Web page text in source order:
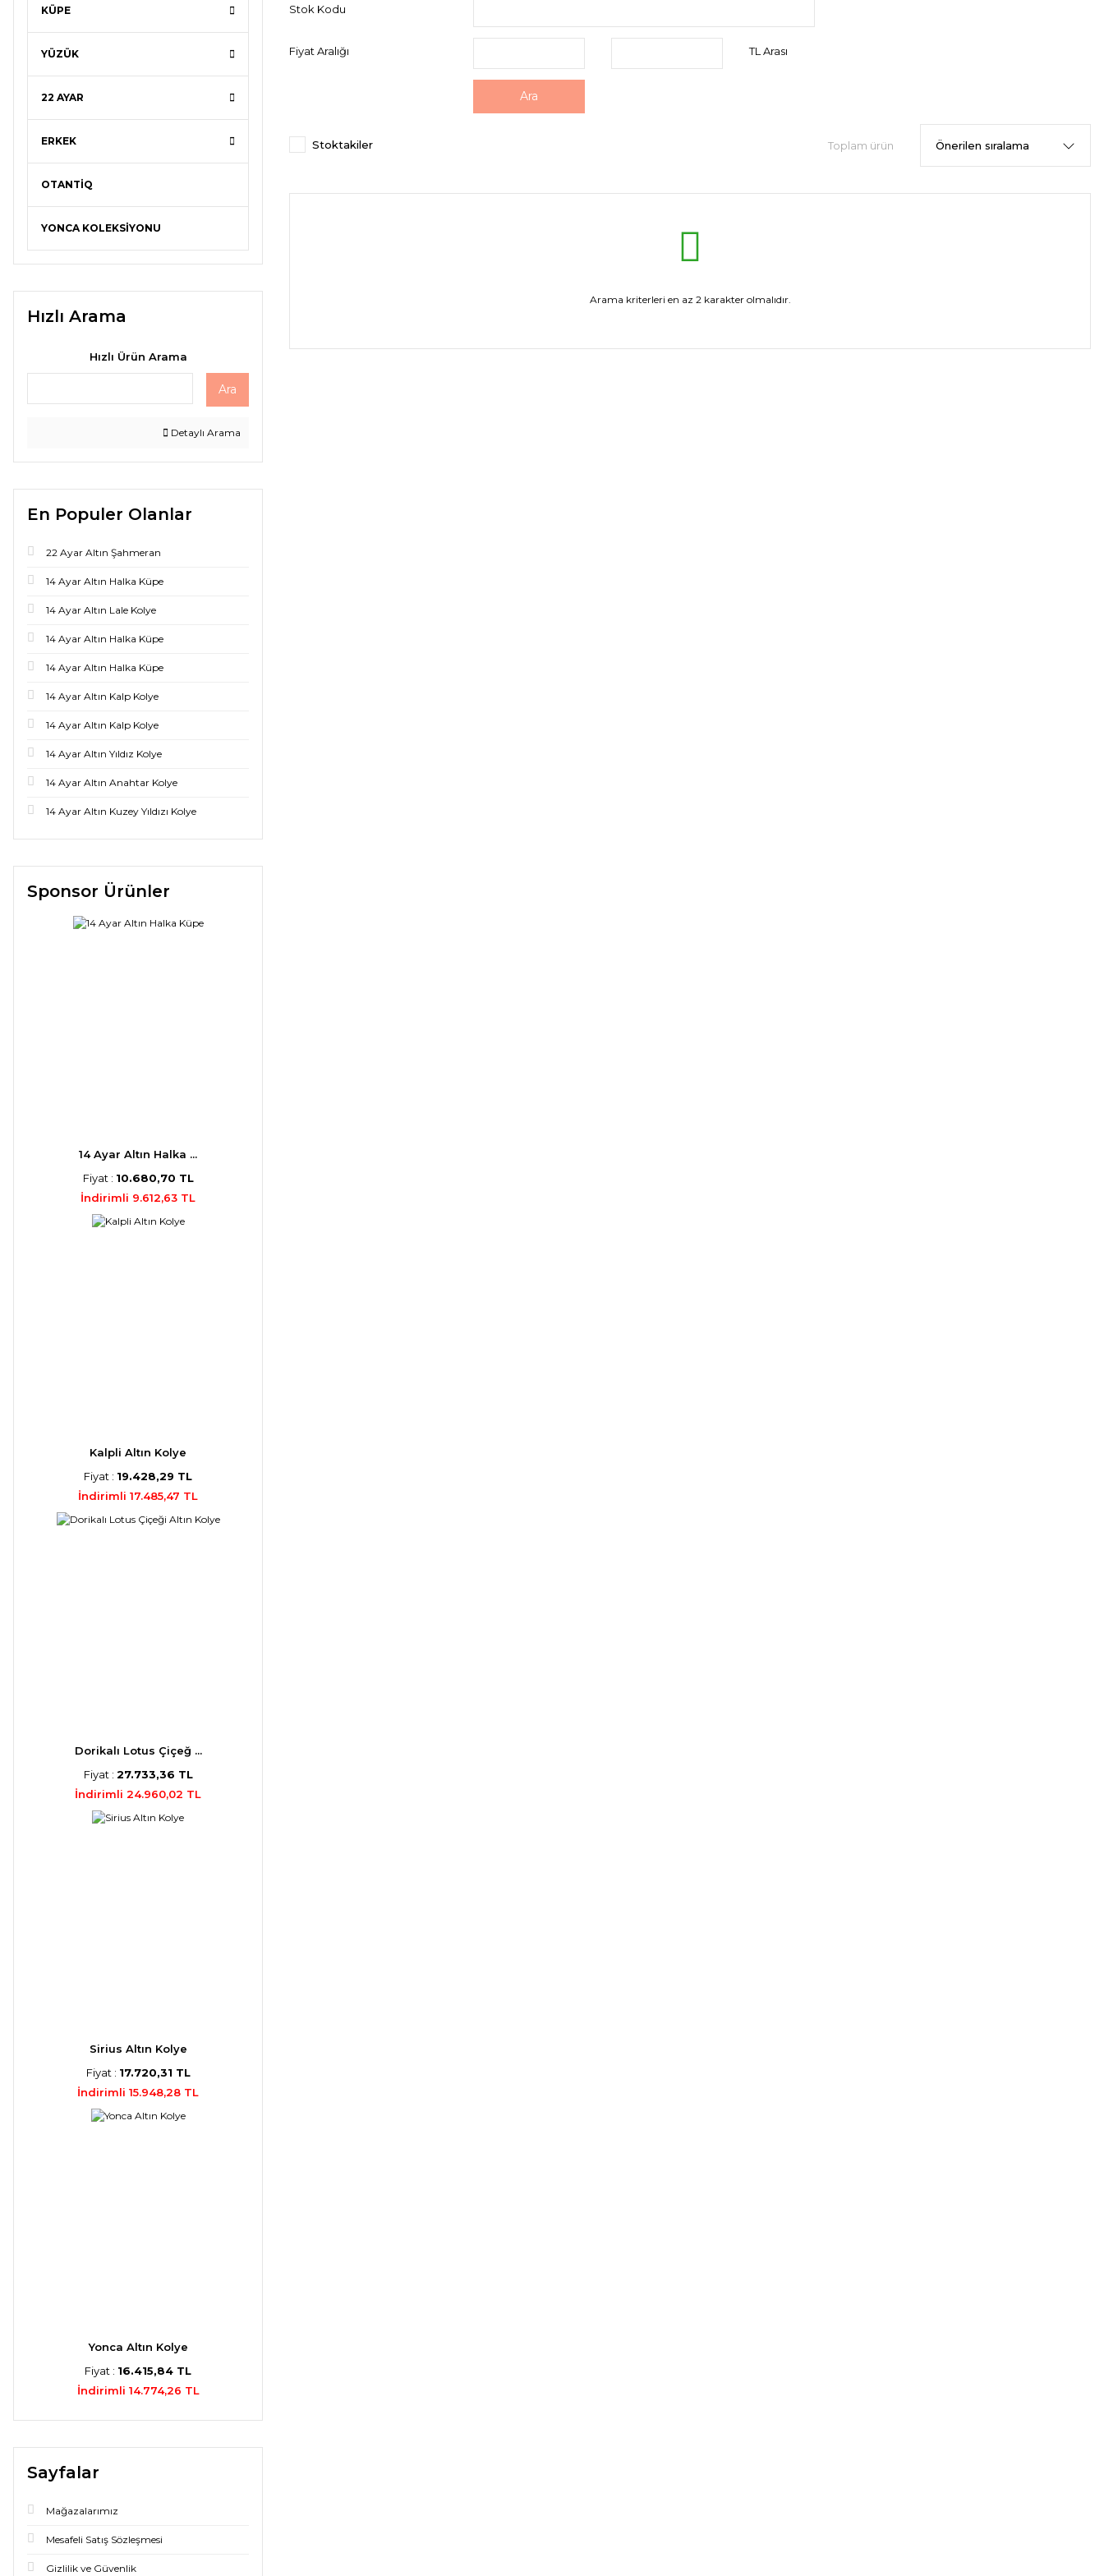
KÜPE
YÜZÜK
22 AYAR
ERKEK
OTANTİQ
YONCA KOLEKSİYONU
Hızlı Arama
Hızlı Ürün Arama
Ara
Detaylı Arama
En Populer Olanlar
22 Ayar Altın Şahmeran
14 Ayar Altın Halka Küpe
14 Ayar Altın Lale Kolye
14 Ayar Altın Halka Küpe
14 Ayar Altın Halka Küpe
14 Ayar Altın Kalp Kolye
14 Ayar Altın Kalp Kolye
14 Ayar Altın Yıldız Kolye
14 Ayar Altın Anahtar Kolye
14 Ayar Altın Kuzey Yıldızı Kolye
Sponsor Ürünler
14 Ayar Altın Halka ...
Fiyat : 10.680,70 TL
İndirimli 9.612,63 TL
Kalpli Altın Kolye
Fiyat : 19.428,29 TL
İndirimli 17.485,47 TL
Dorikalı Lotus Çiçeğ ...
Fiyat : 27.733,36 TL
İndirimli 24.960,02 TL
Sirius Altın Kolye
Fiyat : 17.720,31 TL
İndirimli 15.948,28 TL
Yonca Altın Kolye
Fiyat : 16.415,84 TL
İndirimli 14.774,26 TL
Sayfalar
Mağazalarımız
Mesafeli Satış Sözleşmesi
Gizlilik ve Güvenlik
Stok Kodu
Fiyat Aralığı TL Arası
Ara
Stoktakiler Toplam ürün
Arama kriterleri en az 2 karakter olmalıdır.